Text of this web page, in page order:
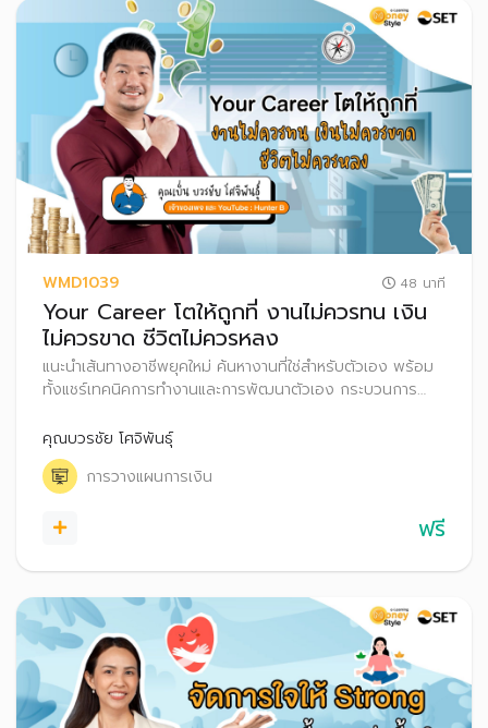
WMD1039 48 นาที
Your Career โตให้ถูกที่ งานไม่ควรทน เงิน
ไม่ควรขาด ชีวิตไม่ควรหลง
แนะนำเส้นทางอาชีพยุคใหม่ ค้นหางานที่ใช่สำหรับตัวเอง พร้อม
ทั้งแชร์เทคนิคการทำงานและการพัฒนาตัวเอง กระบวนการ
เรื่องการวางแผนภาษีและสิทธิประโยชน์ที่มนุษย์เงินควรรู้
คุณบวรชัย โศจิพันธุ์
การวางแผนการเงิน
ฟรี